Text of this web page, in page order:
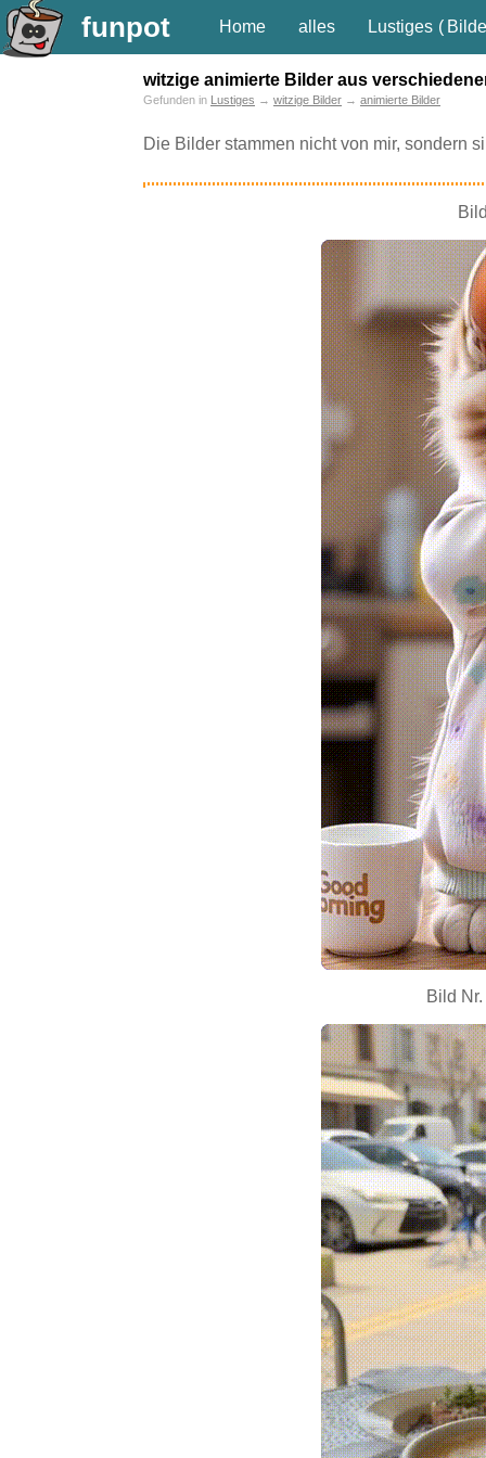
funpot Home alles Lustiges (
witzige animierte Bilder aus
Gefunden in Lustiges → witzige Bilder → animierte Bilder
Die Bilder stammen nicht von mir, sondern
Bild